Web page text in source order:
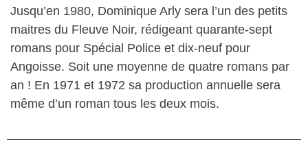
Jusqu’en 1980, Dominique Arly sera l’un des petits
maitres du Fleuve Noir, rédigeant quarante-sept
romans pour Spécial Police et dix-neuf pour
Angoisse. Soit une moyenne de quatre romans par
an ! En 1971 et 1972 sa production annuelle sera
même d’un roman tous les deux mois.